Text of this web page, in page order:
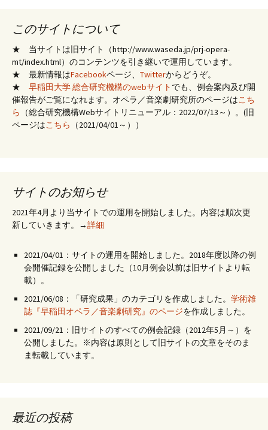
このサイトについて
★ 当サイトは旧サイト（http://www.waseda.jp/prj-opera-
mt/index.html）のコンテンツを引き継いで運用しています。
★ 最新情報はFacebookページ、 Twitterからどうぞ。
★ 早稲田大学 総合研究機構のwebサイト でも、例会案内及び開
催報告がご覧になれます。オペラ／音楽劇研究所のページはこち
ら
（総合研究機構Webサイトリニューアル：2022/07/13～）。(旧
ページはこちら （2021/04/01～））
サイトのお知らせ
2021年4月より当サイトでの運用を開始しました。内容は順次更
新していきます。→詳細
2021/04/01：サイトの運用を開始しました。2018年度以降の例
会開催記録を公開しました（10月例会以前は旧サイトより転
載）。
2021/06/08：「研究成果」のカテゴリを作成しました。 学術雑
誌『早稲田オペラ／音楽劇研究』のページを作成しました。
2021/09/21：旧サイトのすべての例会記録（2012年5月～）を
公開しました。※内容は原則として旧サイトの文章をそのま
ま転載しています。
最近の投稿